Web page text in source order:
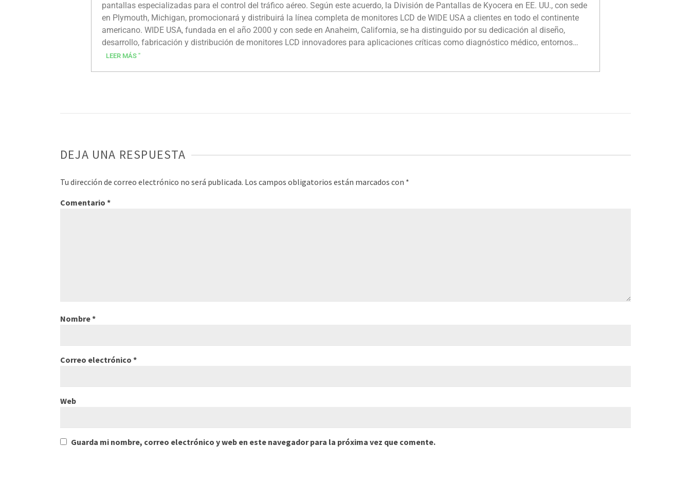
pantallas especializadas para el control del tráfico aéreo. Según este acuerdo, la División de Pantallas de Kyocera en EE. UU., con sede
en Plymouth, Michigan, promocionará y distribuirá la línea completa de monitores LCD de WIDE USA a clientes en todo el continente
americano. WIDE USA, fundada en el año 2000 y con sede en Anaheim, California, se ha distinguido por su dedicación al diseño,
desarrollo, fabricación y distribución de monitores LCD innovadores para aplicaciones críticas como diagnóstico médico, entornos
clínicos, modalidades, aviación y sistemas de seguridad.
LEER MÁS "
DEJA UNA RESPUESTA
Tu dirección de correo electrónico no será publicada. Los campos obligatorios están marcados con *
Comentario *
Nombre*
Correo electrónico *
Web
Guarda mi nombre, correo electrónico y web en este navegador para la próxima vez que comente.